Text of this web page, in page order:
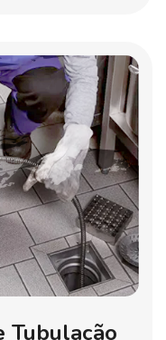
Tubulação